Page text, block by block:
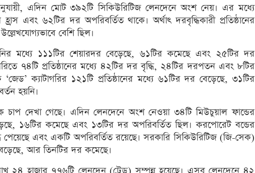
এদিন মোট ৩৯২টি সিকিউরিটিজ লেনদেনে অংশ নেয়। এর মধ্যে
এবং ৬২টির দর অপরিবর্তিত থাকে। অর্থাৎ দরবৃদ্ধিকারী প্রতিষ্ঠানের
বেশি ছিল।
মধ্যে ১১১টির শেয়ারদর বেড়েছে, ৬১টির কমেছে এবং ২৫টির দর
৭৪টি প্রতিষ্ঠানের মধ্যে ৪২টির দর বৃদ্ধি, ২৪টির দরপতন এবং ৮টির
ক্যাটাগরির ১২১টি প্রতিষ্ঠানের মধ্যে ৬১টির দর বেড়েছে, ৩১টির
হয়নি।
চাপ দেখা গেছে। এদিন লেনদেনে অংশ নেওয়া ৩৪টি মিউচুয়াল ফান্ডের
১৬টির কমেছে এবং ১৩টির দর অপরিবর্তিত ছিল। করপোরেট বন্ডের
পেয়েছে এবং একটি অপরিবর্তিত রয়েছে। সরকারি সিকিউরিটিজ (জি-সেক)
আর তিনটির দর কমেছে।